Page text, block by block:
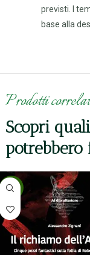
previsti. I
base alla
Prodotti
Scopri
potrebbero
-5%